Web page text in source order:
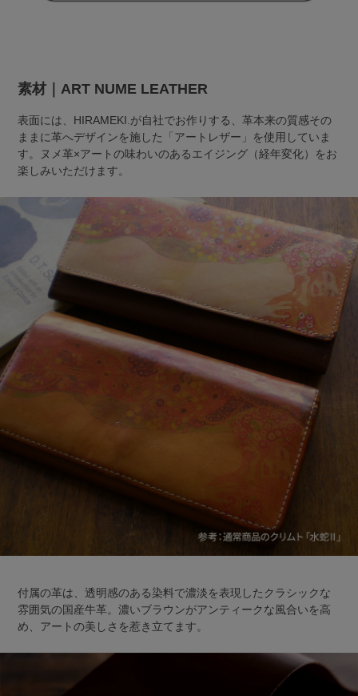
素材｜ART NUME LEATHER
表面には、HIRAMEKI.が自社でお作りする、革本来の質感その
ままに革へデザインを施した「アートレザー」を使用していま
す。ヌメ革×アートの味わいのあるエイジング（経年変化）をお
楽しみいただけます。
付属の革は、透明感のある染料で濃淡を表現したクラシックな
雰囲気の国産牛革。濃いブラウンがアンティークな風合いを高
め、アートの美しさを惹き立てます。